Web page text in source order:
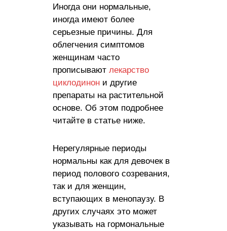
Иногда они нормальные,
иногда имеют более
серьезные причины. Для
облегчения симптомов
женщинам часто
прописывают лекарство
циклодинон и другие
препараты на растительной
основе. Об этом подробнее
читайте в статье ниже.
Нерегулярные периоды
нормальны как для девочек в
период полового созревания,
так и для женщин,
вступающих в менопаузу. В
других случаях это может
указывать на гормональные